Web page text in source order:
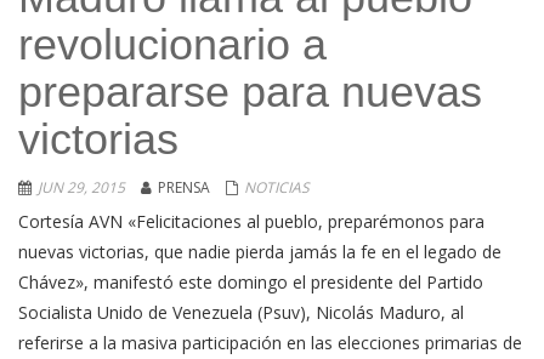
revolucionario a
prepararse para nuevas
victorias
JUN 29, 2015 PRENSA NOTICIAS
Cortesía AVN «Felicitaciones al pueblo, preparémonos para
nuevas victorias, que nadie pierda jamás la fe en el legado de
Chávez», manifestó este domingo el presidente del Partido
Socialista Unido de Venezuela (Psuv), Nicolás Maduro, al
referirse a la masiva participación en las elecciones primarias de